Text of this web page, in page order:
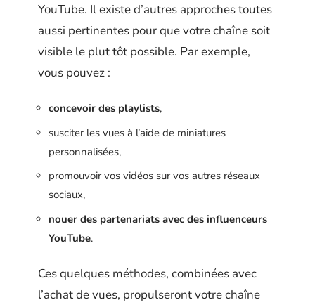
YouTube. Il existe d’autres approches toutes
aussi pertinentes pour que votre chaîne soit
visible le plut tôt possible. Par exemple,
vous pouvez :
concevoir des playlists,
susciter les vues à l’aide de miniatures
personnalisées,
promouvoir vos vidéos sur vos autres réseaux
sociaux,
nouer des partenariats avec des influenceurs
YouTube.
Ces quelques méthodes, combinées avec
l’achat de vues, propulseront votre chaîne